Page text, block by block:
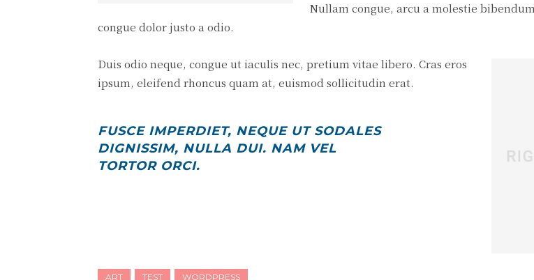
Nullam congue, arcu a molestie
congue dolor justo a odio.
Duis odio neque, congue ut iaculis nec, pretium vitae libero. Cras eros
ipsum, eleifend rhoncus quam at, euismod sollicitudin erat.
FUSCE IMPERDIET, NEQUE UT SODALES
DIGNISSIM, NULLA DUI. NAM VEL
TORTOR ORCI.
ART TEST WORDPRESS